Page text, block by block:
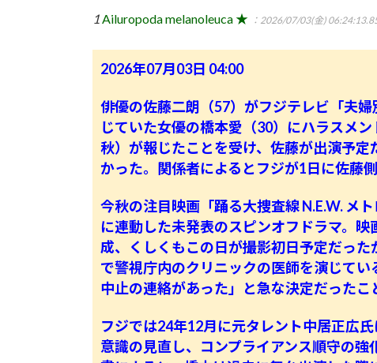
1 Ailuropoda melanoleuca ★ ：2026/07/03(金)
2026年07月03日 04:00
俳優の佐藤二朗（57）がフジテレビ「夫
じていた女優の橋本愛（30）にハラスメ
秋）が報じたことを受け、佐藤が出演予
かった。関係者によるとフジが1日に佐藤
今秋の注目映画「踊る大捜査線 N.E.W. メ
に連動した未発表のスピンオフドラマ。
成、くしくもこの日が撮影初日予定だっ
で警視庁内のクリニックの医師を演じて
中止の連絡があった」と急な決定だったこ
フジでは24年12月に元タレント中居正広
意識の見直し、コンプライアンス順守の